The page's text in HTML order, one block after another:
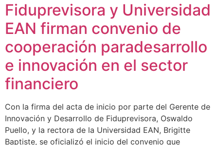
Fiduprevisora y Universidad
EAN firman convenio de
cooperación paradesarrollo
e innovación en el sector
financiero
Con la firma del acta de inicio por parte del Gerente de
Innovación y Desarrollo de Fiduprevisora, Oswaldo
Puello, y la rectora de la Universidad EAN, Brigitte
Baptiste, se oficializó el inicio del convenio que